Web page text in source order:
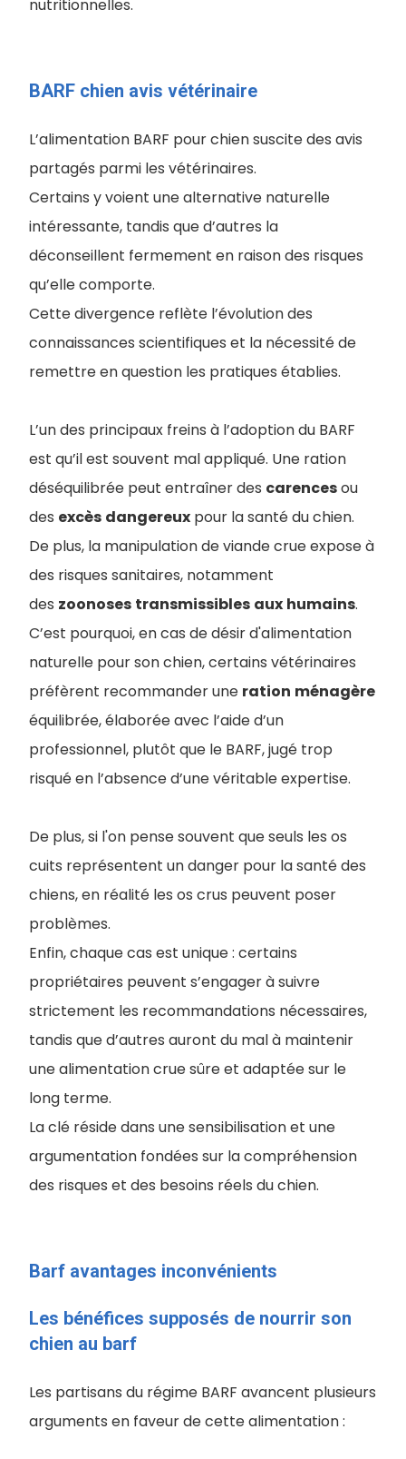
nutritionnelles.
BARF chien avis vétérinaire
L’alimentation BARF pour chien suscite des avis
partagés parmi les vétérinaires.
Certains y voient une alternative naturelle
intéressante, tandis que d’autres la
déconseillent fermement en raison des risques
qu’elle comporte.
Cette divergence reflète l’évolution des
connaissances scientifiques et la nécessité de
remettre en question les pratiques établies.
L’un des principaux freins à l’adoption du BARF
est qu’il est souvent mal appliqué. Une ration
déséquilibrée peut entraîner des carencesou
des excès dangereux pour la santé du chien.
De plus, la manipulation de viande crue expose à
des risques sanitaires, notamment
des zoonoses transmissibles aux humains.
C’est pourquoi, en cas de désir d'alimentation
naturelle pour son chien, certains vétérinaires
préfèrent recommander une ration ménagère
équilibrée, élaborée avec l’aide d’un
professionnel, plutôt que le BARF, jugé trop
risqué en l’absence d’une véritable expertise.
De plus, si l'on pense souvent que seuls les os
cuits représentent un danger pour la santé des
chiens, en réalité les os crus peuvent poser
problèmes.
Enfin, chaque cas est unique : certains
propriétaires peuvent s’engager à suivre
strictement les recommandations nécessaires,
tandis que d’autres auront du mal à maintenir
une alimentation crue sûre et adaptée sur le
long terme.
La clé réside dans une sensibilisation et une
argumentation fondées sur la compréhension
des risques et des besoins réels du chien.
Barf avantages inconvénients
Les bénéfices supposés de nourrir son
chien au barf
Les partisans du régime BARF avancent plusieurs
arguments en faveur de cette alimentation :